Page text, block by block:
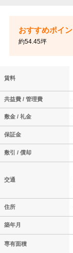
約54.45坪
賃料
共益費 / 管理費
敷金 / 礼金
保証金
敷引 / 償却
交通
住所
築年月
専有面積